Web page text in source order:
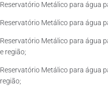
Reservatório Metálico para água
Reservatório Metálico para água
Reservatório Metálico para água
e região;
Reservatório Metálico para água
região;